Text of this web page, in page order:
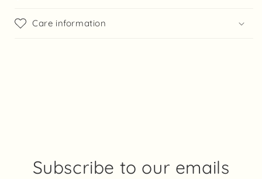
Care information
Subscribe to our emails